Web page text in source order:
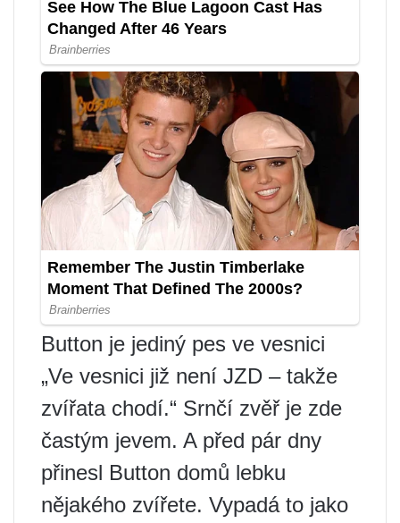
Button je jediný pes ve vesnici
„Ve vesnici již není JZD – takže
zvířata chodí.“ Srnčí zvěř je zde
častým jevem. A před pár dny
přinesl Button domů lebku
nějakého zvířete. Vypadá to jako